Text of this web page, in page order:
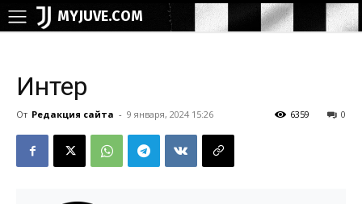
MYJUVE.COM
Интер
От Редакция сайта - 9 января, 2024 15:26 0
6359